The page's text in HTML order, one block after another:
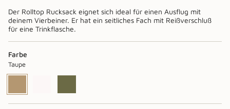
Der Rolltop Rucksack eignet sich ideal für einen Ausflug mit
deinem Vierbeiner. Er hat ein seitliches Fach mit Reißverschluß
für eine Trinkflasche.
Farbe
Taupe
oder
oder